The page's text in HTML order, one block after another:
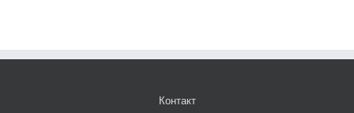
Контакт